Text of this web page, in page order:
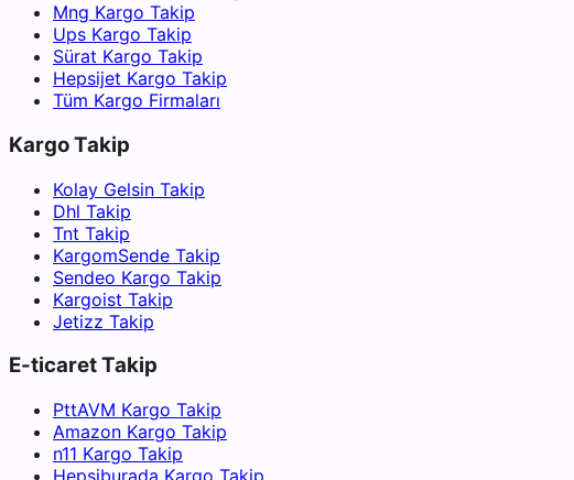
Mng Kargo Takip
Ups Kargo Takip
Sürat Kargo Takip
Hepsijet Kargo Takip
Tüm Kargo Firmaları
Kargo Takip
Kolay Gelsin Takip
Dhl Takip
Tnt Takip
KargomSende Takip
Sendeo Kargo Takip
Kargoist Takip
Jetizz Takip
E-ticaret Takip
PttAVM Kargo Takip
Amazon Kargo Takip
n11 Kargo Takip